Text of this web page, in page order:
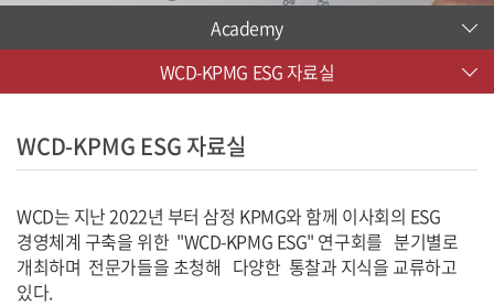
Academy
WCD-KPMG ESG 자료실
WCD-KPMG ESG 자료실
WCD는 지난 2022년 부터 삼정 KPMG와 함께 이사회의 ESG
경영체계 구축을 위한 "WCD-KPMG ESG" 연구회를 분기별로
개최하며 전문가들을 초청해 다양한 통찰과 지식을 교류하고
있다.